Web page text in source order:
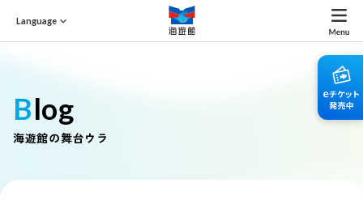
Language
Blog
海遊館の舞台ウラ